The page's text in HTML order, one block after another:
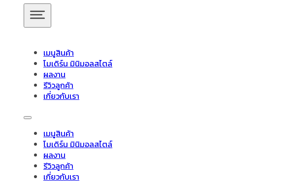
ข้ามไปยังเนื้อหาหลัก
เมนูสินค้า
โมเดิร์น มินิมอลสไตล์
ผลงาน
รีวิวลูกค้า
เกี่ยวกับเรา
เมนูสินค้า
โมเดิร์น มินิมอลสไตล์
ผลงาน
รีวิวลูกค้า
เกี่ยวกับเรา
สินค้าของเรา
อัปเดตล่าสุด
ล้างทั้งหมด
ประเภทสินค้า